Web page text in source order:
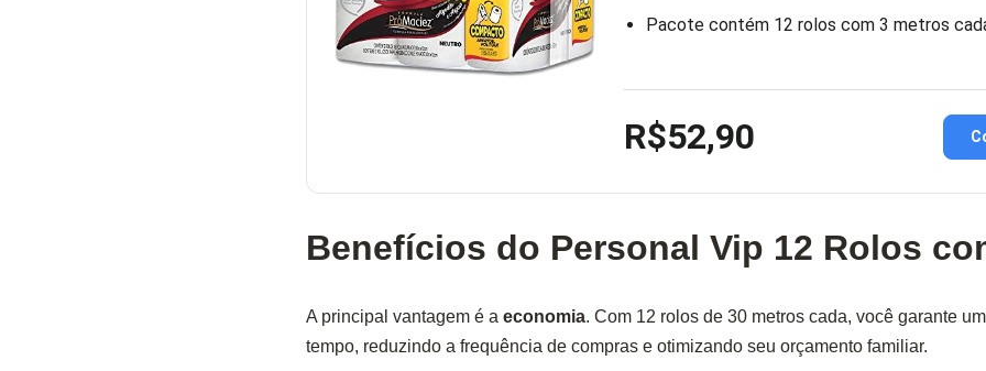
Pacote contém 12 rolos com 3 metros
R$52,90
Benefícios do Personal Vip 12 Rolos
A principal vantagem é a economia. Com 12 rolos de 30 metros cada, você garante
tempo, reduzindo a frequência de compras e otimizando seu orçamento familiar.